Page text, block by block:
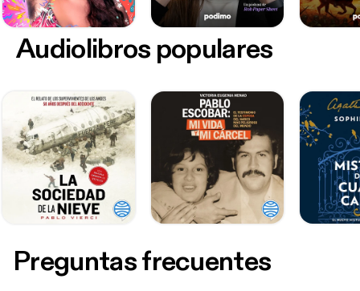
Audiolibros populares
Preguntas frecuentes